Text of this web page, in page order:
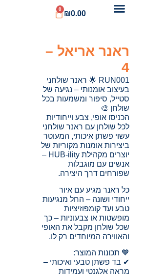
₪0.00
0
ראנר אריאל –
4
RUN001 🌟 ראנר שולחני
בעיצוב אומנותי – נגיעה של
סטייל, סיפור ומשמעות בכל
שולחן 🎨
הכניסו אופי, צבע וייחודיות
לכל שולחן עם ראנר שולחני
עשוי פשתן איכותי, המעוטר
ביצירות אומנות מקוריות של
יוצרים מקהילת HUB-ility –
אנשים עם מוגבלות
שפורחים דרך היצירה.
כל ראנר מגיע עם איור
ייחודי ושונה – החל מנגיעות
טבע ועד קומפוזיציות
מופשטות או צבעוניות – כך
שכל שולחן מקבל את האופי
והאווירה המיוחדים רק לו.
💙 תכונות המוצר:
✔ בד פשתן טבעי ואיכותי –
מראה אלגנטי ועמידות